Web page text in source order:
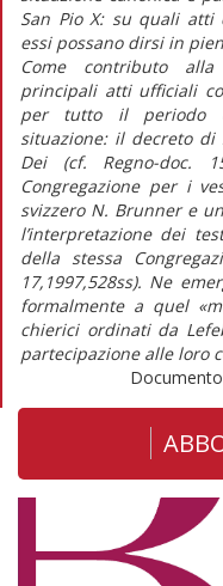
San Pio X: su quali atti
essi possano dirsi in
Come contributo
principali atti ufficiali
per tutto il periodo
situazione: il decreto di
Dei (cf. Regno-doc.
Congregazione per i
svizzero N. Brunner e
l’interpretazione dei
della stessa
17,1997,528ss). Ne
formalmente a quel
chierici ordinati da
partecipazione alle loro